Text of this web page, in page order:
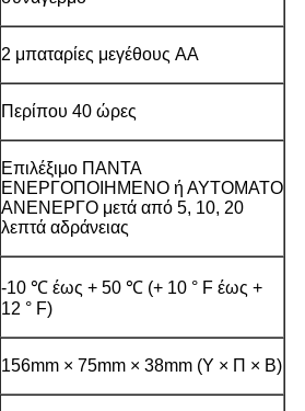
2 μπαταρίες μεγέθους AA
Περίπου 40 ώρες
Επιλέξιμο ΠΑΝΤΑ
ΕΝΕΡΓΟΠΟΙΗΜΕΝΟ ή ΑΥΤΟΜΑΤΟ
ΑΝΕΝΕΡΓΟ μετά από 5, 10, 20
λεπτά αδράνειας
-10 ℃ έως + 50 ℃ (+ 10 ° F έως +
12 ° F)
156mm × 75mm × 38mm (Υ × Π × Β)